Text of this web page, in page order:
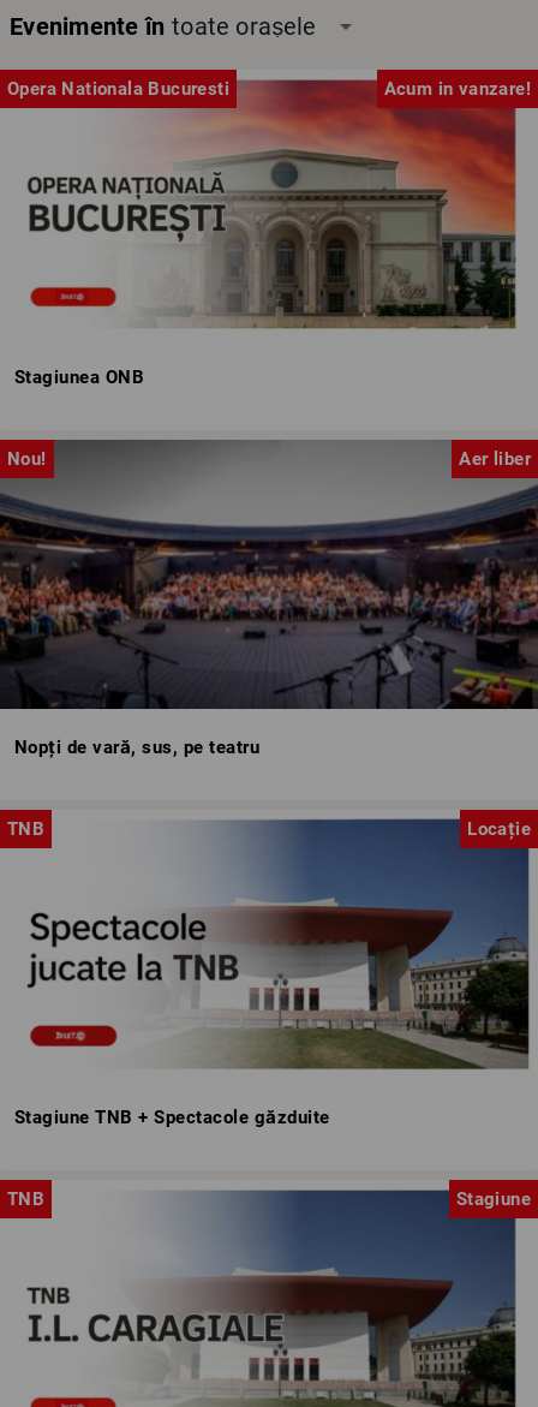
Evenimente în toate orașele arrow_drop_down
Opera Nationala Bucuresti Acum in vanzare!
Stagiunea ONB
Nou! Aer liber
Nopți de vară, sus, pe teatru
TNB Locație
Stagiune TNB + Spectacole găzduite
TNB Stagiune